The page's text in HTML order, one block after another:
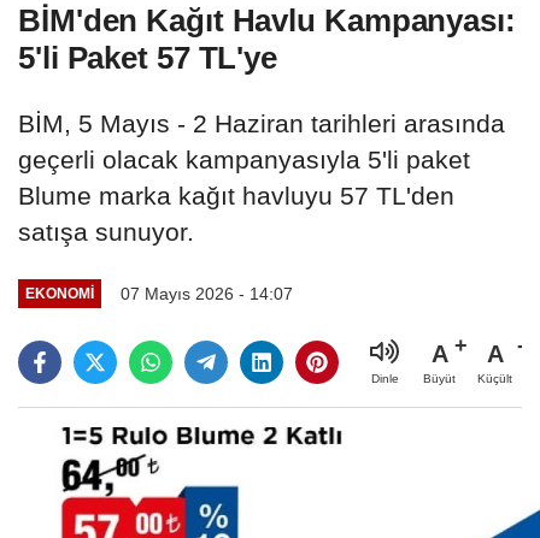
BİM'den Kağıt Havlu Kampanyası:
5'li Paket 57 TL'ye
BİM, 5 Mayıs - 2 Haziran tarihleri arasında
geçerli olacak kampanyasıyla 5'li paket
Blume marka kağıt havluyu 57 TL'den
satışa sunuyor.
EKONOMI 07 Mayıs 2026 - 14:07
Dinle
A
Büyüt
A
Küçült